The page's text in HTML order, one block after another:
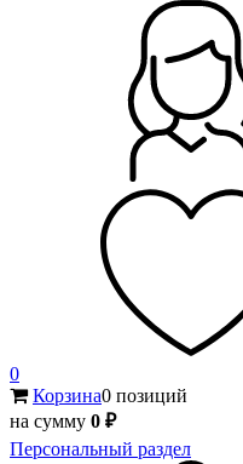
0
Корзина0 позиций
на сумму 0 ₽
Персональный раздел